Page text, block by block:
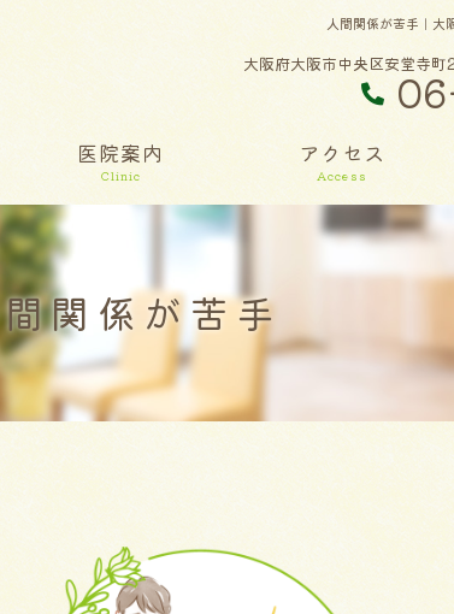
人間関係が苦手｜大
大阪府大阪市中央区安堂寺
医院案内
Clinic
アクセス
Access
関係が苦手